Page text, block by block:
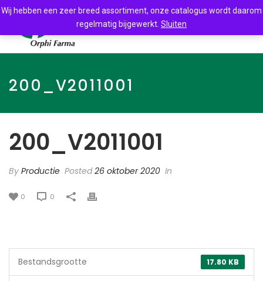
200_V2011001
200_V2011001
By Productie Posted26 oktober 2020 In
0 0
17.80 KB
Bestandsgrootte
Wij hebben een zeer breed assortiment, onze catalogus wordt daarom
regelmatig bijgewerkt. Sluiten